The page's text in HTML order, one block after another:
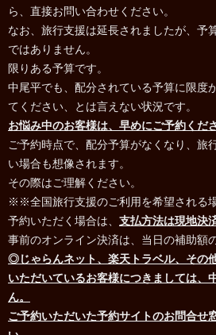
ら、直接お問い合わせください。
なお、旅行支援は延長されましたが、予
ではありません。
限りある予算です。
中尾平でも、配分されている予算に限度
てください、とは言えない状況です。
お悩み中のお客様は、早めにご予約くださ
ご予約時点で、配分予算がなくなり、旅
い場合も想像されます。
その際はご理解ください。
※※全国旅行支援のご利用を希望される
予約いただく場合は、 支払方法は現地決
事前のオンライン決済は、当日の補助額
◎じゃらんネット、楽天トラベル、その
いただいているお客様につきましては、
ん。
ご予約いただいた予約サイトのお問合せ